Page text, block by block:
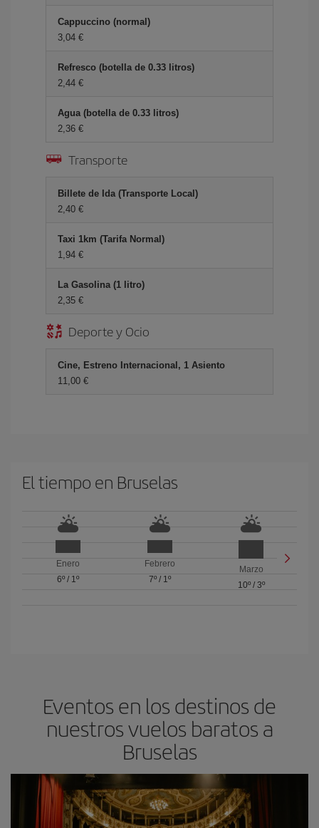
Cappuccino (normal)
3,04 €
Refresco (botella de 0.33 litros)
2,44 €
Agua (botella de 0.33 litros)
2,36 €
Transporte
Billete de Ida (Transporte Local)
2,40 €
Taxi 1km (Tarifa Normal)
1,94 €
La Gasolina (1 litro)
2,35 €
Deporte y Ocio
Cine, Estreno Internacional, 1 Asiento
11,00 €
El tiempo en Bruselas
Enero
6º/ 1º
Febrero
7º/ 1º
Marzo
10º/ 3º
Eventos en los destinos de
nuestros vuelos baratos a
Bruselas